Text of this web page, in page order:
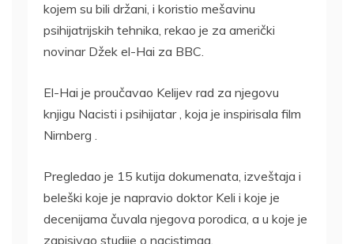
kojem su bili držani, i koristio mešavinu
psihijatrijskih tehnika, rekao je za američki
novinar Džek el-Hai za BBC.
El-Hai je proučavao Kelijev rad za njegovu
knjigu Nacisti i psihijatar , koja je inspirisala film
Nirnberg .
Pregledao je 15 kutija dokumenata, izveštaja i
beleški koje je napravio doktor Keli i koje je
decenijama čuvala njegova porodica, a u koje je
zapisivao studije o nacistimaa.